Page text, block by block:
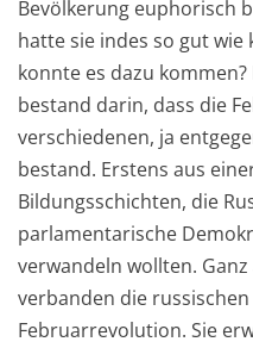
Bevölkerung euphorisch
hatte sie indes so gut
konnte es dazu
bestand darin, dass die
verschiedenen, ja
bestand. Erstens aus
Bildungsschichten, die
parlamentarische
verwandeln wollten.
verbanden die
Februarrevolution. Sie